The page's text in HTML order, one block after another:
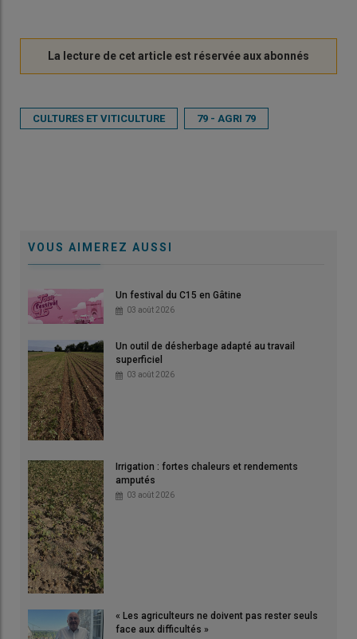
CULTURES ET VITICULTURE 79 - AGRI 79
VOUS AIMEREZ AUSSI
Un festival du C15 en Gâtine
03 août 2026
Un outil de désherbage adapté au travail
superficiel
03 août 2026
Irrigation : fortes chaleurs et rendements
amputés
03 août 2026
« Les agriculteurs ne doivent pas rester seuls
face aux difficultés »